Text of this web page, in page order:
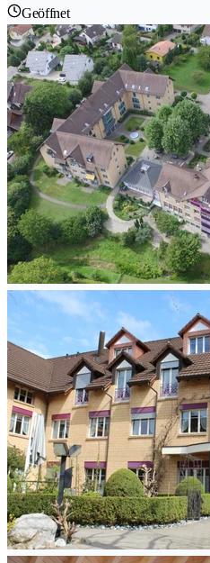
Geöffnet